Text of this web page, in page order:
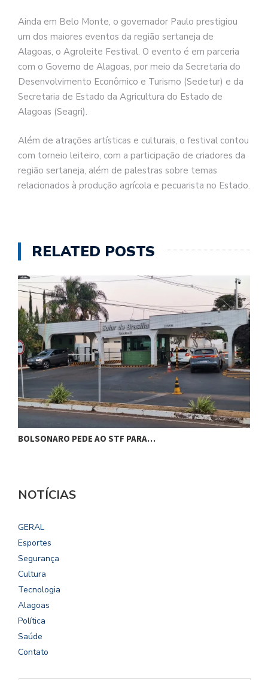
Ainda em Belo Monte, o governador Paulo prestigiou
um dos maiores eventos da região sertaneja de
Alagoas, o Agroleite Festival. O evento é em parceria
com o Governo de Alagoas, por meio da Secretaria do
Desenvolvimento Econômico e Turismo (Sedetur) e da
Secretaria de Estado da Agricultura do Estado de
Alagoas (Seagri).
Além de atrações artísticas e culturais, o festival contou
com torneio leiteiro, com a participação de criadores da
região sertaneja, além de palestras sobre temas
relacionados à produção agrícola e pecuarista no Estado.
RELATED POSTS
BOLSONARO PEDE AO STF PARA…
NOTÍCIAS
GERAL
Esportes
Segurança
Cultura
Tecnologia
Alagoas
Política
Saúde
Contato